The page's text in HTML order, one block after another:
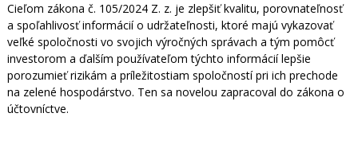
Cieľom zákona č. 105/2024 Z. z. je zlepšiť kvalitu, porovnateľnosť
a spoľahlivosť informácií o udržateľnosti, ktoré majú vykazovať
veľké spoločnosti vo svojich výročných správach a tým pomôcť
investorom a ďalším používateľom týchto informácií lepšie
porozumieť rizikám a príležitostiam spoločností pri ich prechode
na zelené hospodárstvo. Ten sa novelou zapracoval do zákona o
účtovníctve.